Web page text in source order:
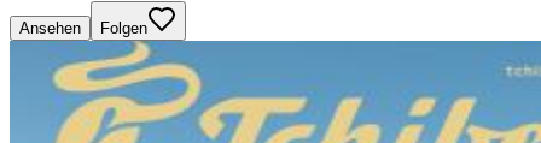
Ansehen Folgen